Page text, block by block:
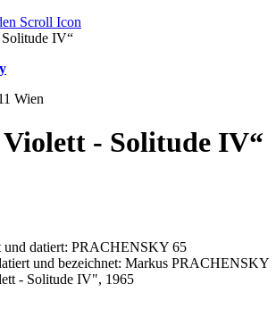
Wien
- Solitude IV“
und datiert: PRACHENSKY 65
und bezeichnet: Markus PRACHENSKY
- Solitude IV", 1965